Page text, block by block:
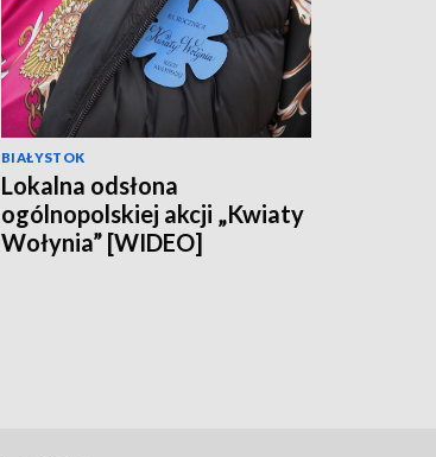
BIAŁYSTOK
Lokalna odsłona
ogólnopolskiej akcji „Kwiaty
Wołynia” [WIDEO]